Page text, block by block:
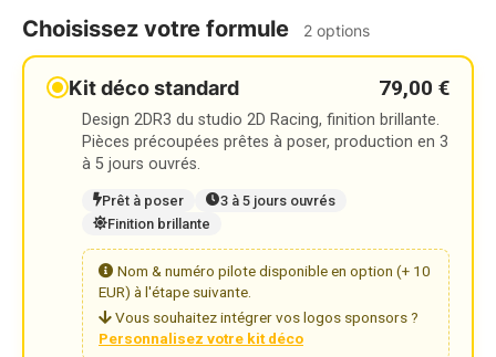
Choisissez votre formule 2 options
Kit déco standard 79,00 €
Design 2DR3 du studio 2D Racing, finition brillante.
Pièces précoupées prêtes à poser, production en 3
à 5 jours ouvrés.
Prêt à poser
3 à 5 jours ouvrés
Finition brillante
Nom & numéro pilote disponible en option (+ 10
EUR) à l'étape suivante.
Vous souhaitez intégrer vos logos sponsors ?
Personnalisez votre kit déco